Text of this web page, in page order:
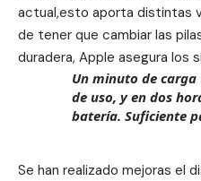
actual,esto aporta distintas
de tener que cambiar las
duradera, Apple asegura los
Un minuto de
de uso, y en dos
batería. Suficiente
Se han realizado mejoras el